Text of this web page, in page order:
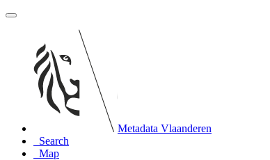
Metadata Vlaanderen
Search
Map